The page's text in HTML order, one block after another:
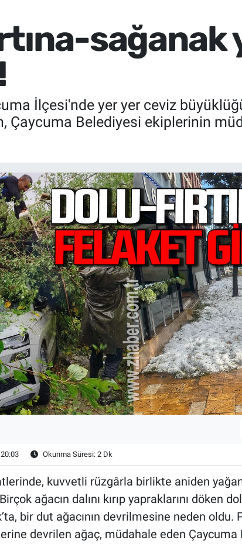
sağanak
İlçesi'nde yer yer ceviz
Çaycuma Belediyesi ekiplerinin
Okunma Süresi: 2 Dk
kuvvetli rüzgârla birlikte aniden
ağacın dalını kırıp yapraklarını döken
bir dut ağacının devrilmesine neden oldu.
devrilen ağaç, müdahale eden Çaycuma